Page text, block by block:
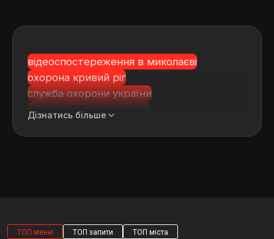
відеоспостереження в миколаєві
охорона кривий ріг
служба охорони україни
охоронні компанії києва
втановити камеру відеоспостереження
Дізнатись більше
ТОП меню ТОП запити ТОП міста